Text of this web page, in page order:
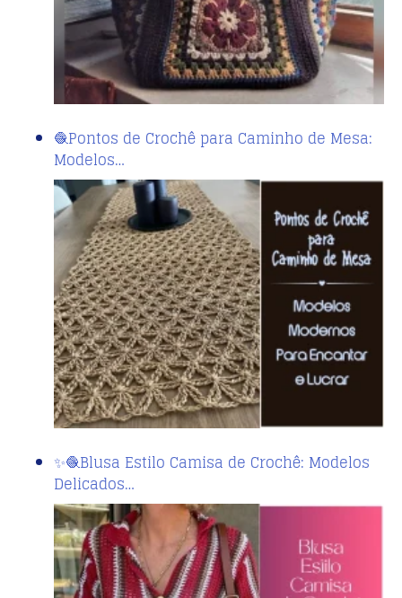
🧶Pontos de Crochê para Caminho de Mesa:
Modelos…
✨🧶Blusa Estilo Camisa de Crochê: Modelos
Delicados…